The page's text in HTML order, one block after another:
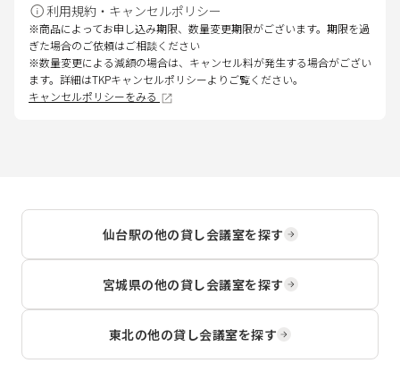
利用規約・キャンセルポリシー
※商品によってお申し込み期限、数量変更期限がございます。期限を過
ぎた場合のご依頼はご相談ください
※数量変更による減額の場合は、キャンセル料が発生する場合がござい
ます。詳細はTKPキャンセルポリシーよりご覧ください。
キャンセルポリシーをみる
仙台駅の他の貸し会議室を探す
宮城県の他の貸し会議室を探す
東北の他の貸し会議室を探す